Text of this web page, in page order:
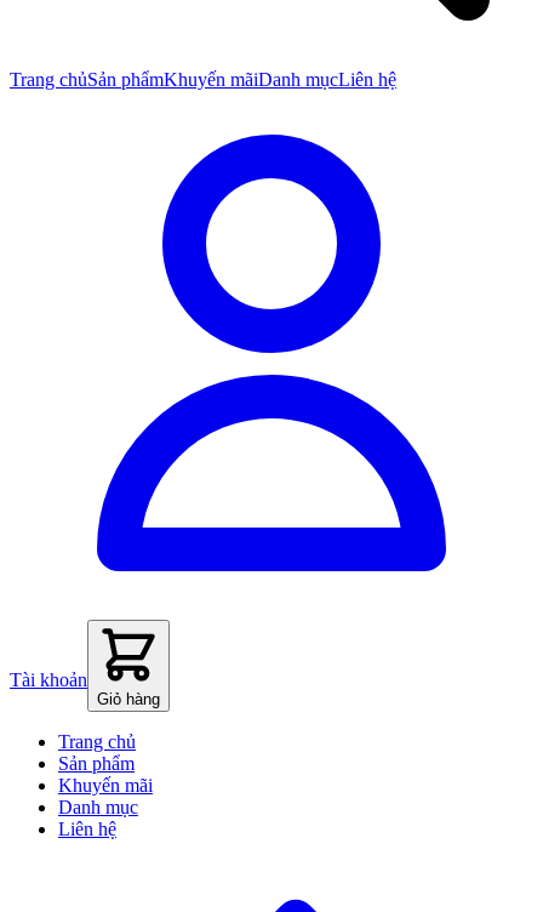
Trang chủSản phẩmKhuyến mãiDanh mụcLiên hệ
Tài khoản
Giỏ hàng
Trang chủ
Sản phẩm
Khuyến mãi
Danh mục
Liên hệ